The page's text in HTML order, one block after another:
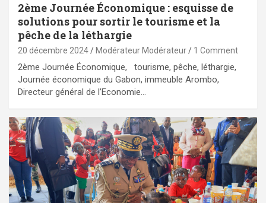
2ème Journée Économique : esquisse de
solutions pour sortir le tourisme et la
pêche de la léthargie
20 décembre 2024 Modérateur Modérateur 1 Comment
2ème Journée Économique, tourisme, pêche, léthargie,
Journée économique du Gabon, immeuble Arombo,
Directeur général de l’Economie…